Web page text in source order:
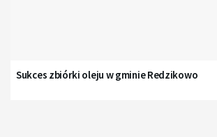
Sukces zbiórki oleju w gminie Redzikowo